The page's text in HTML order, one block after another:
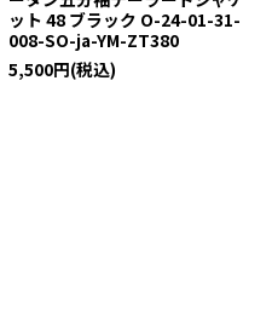
ット 48 ブラック O-24-01-31-
008-SO-ja-YM-ZT380
5,500円(税込)